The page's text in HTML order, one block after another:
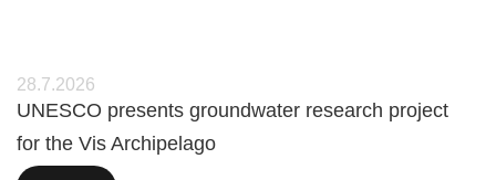
28.7.2026
UNESCO presents groundwater research project
for the Vis Archipelago